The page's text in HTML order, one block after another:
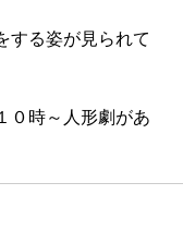
する姿が見られて
０時～人形劇があ